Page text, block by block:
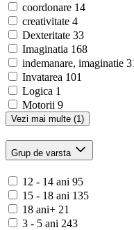
coordonare 14
creativitate 4
Dexteritate 33
Imaginatia 168
indemanare, imaginatie
Invatarea 101
Logica 1
Motorii 9
Vezi mai multe (1)
Grup de varsta
12 - 14 ani 95
15 - 18 ani 135
18 ani+ 21
3 - 5 ani 243